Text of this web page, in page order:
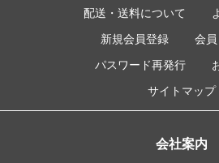
配送・送料について
新規会員登録
会
パスワード再発行
サイトマップ
会社案内